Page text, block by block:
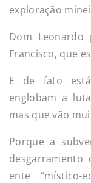
exploração
Dom Leonardo
Francisco, que
E de fato
englobam a
mas que vão
Porque a
ente “místico-